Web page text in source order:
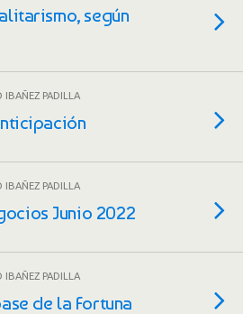
según
IBAÑEZ PADILLA
IBAÑEZ PADILLA
Junio 2022
IBAÑEZ PADILLA
de la Fortuna